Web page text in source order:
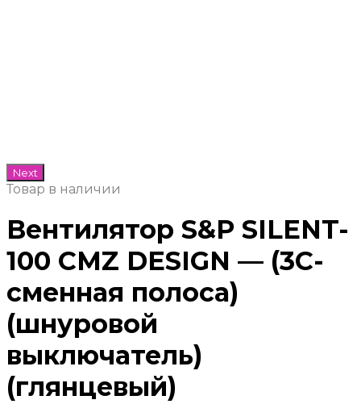
Next
Товар в наличии
Вентилятор S&P SILENT-
100 CMZ DESIGN — (3C-
сменная полоса)
(шнуровой
выключатель)
(глянцевый)